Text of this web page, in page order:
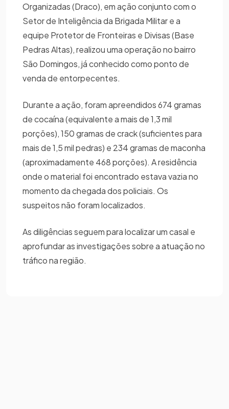
Organizadas (Draco), em ação conjunto com o
Setor de Inteligência da Brigada Militar e a
equipe Protetor de Fronteiras e Divisas (Base
Pedras Altas), realizou uma operação no bairro
São Domingos, já conhecido como ponto de
venda de entorpecentes.
Durante a ação, foram apreendidos 674 gramas
de cocaína (equivalente a mais de 1,3 mil
porções), 150 gramas de crack (suficientes para
mais de 1,5 mil pedras) e 234 gramas de maconha
(aproximadamente 468 porções). A residência
onde o material foi encontrado estava vazia no
momento da chegada dos policiais. Os
suspeitos não foram localizados.
As diligências seguem para localizar um casal e
aprofundar as investigações sobre a atuação no
tráfico na região.